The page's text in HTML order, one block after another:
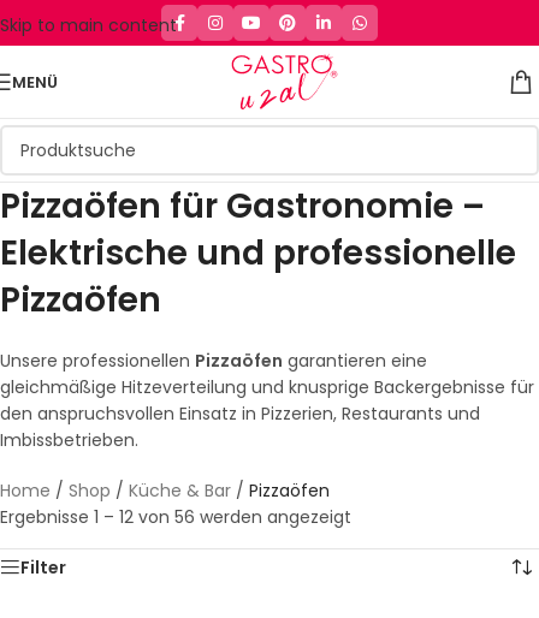
Skip to main content
MENÜ
Pizzaöfen für Gastronomie –
Elektrische und professionelle
Pizzaöfen
Unsere professionellen Pizzaöfen garantieren eine
gleichmäßige Hitzeverteilung und knusprige Backergebnisse für
den anspruchsvollen Einsatz in Pizzerien, Restaurants und
Imbissbetrieben.
Home / Shop / Küche & Bar / Pizzaöfen
Ergebnisse 1 – 12 von 56 werden angezeigt
Filter